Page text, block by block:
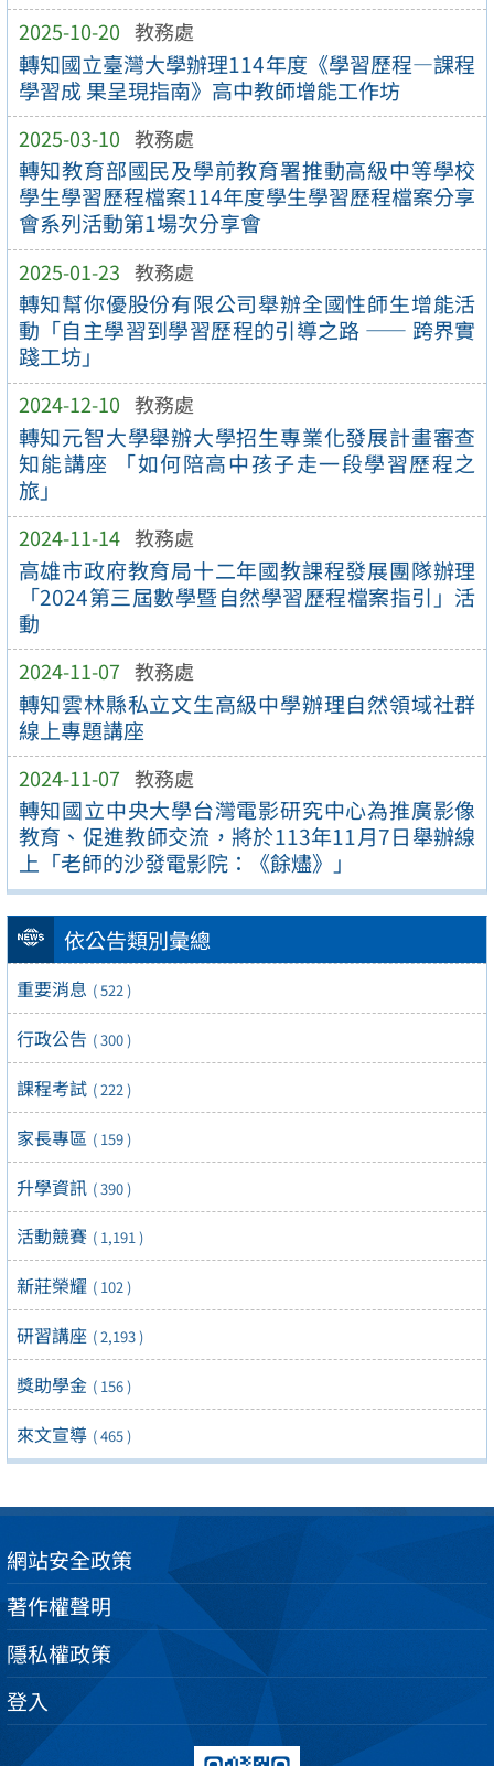
2025-10-20 教務處
轉知國立臺灣大學辦理114年度《學習歷程—課程
學習成 果呈現指南》高中教師增能工作坊
2025-03-10 教務處
轉知教育部國民及學前教育署推動高級中等學校
學生學習歷程檔案114年度學生學習歷程檔案分享
會系列活動第1場次分享會
2025-01-23 教務處
轉知幫你優股份有限公司舉辦全國性師生增能活
動「自主學習到學習歷程的引導之路 —— 跨界實
踐工坊」
2024-12-10 教務處
轉知元智大學舉辦大學招生專業化發展計畫審查
知能講座 「如何陪高中孩子走一段學習歷程之
旅」
2024-11-14 教務處
高雄市政府教育局十二年國教課程發展團隊辦理
「2024第三屆數學暨自然學習歷程檔案指引」活
動
2024-11-07 教務處
轉知雲林縣私立文生高級中學辦理自然領域社群
線上專題講座
2024-11-07 教務處
轉知國立中央大學台灣電影研究中心為推廣影像
教育、促進教師交流，將於113年11月7日舉辦線
上「老師的沙發電影院：《餘燼》」
依公告類別彙總
重要消息 ( 522 )
行政公告 ( 300 )
課程考試 ( 222 )
家長專區 ( 159 )
升學資訊 ( 390 )
活動競賽 ( 1,191 )
新莊榮耀 ( 102 )
研習講座 ( 2,193 )
獎助學金 ( 156 )
來文宣導 ( 465 )
網站安全政策
著作權聲明
隱私權政策
登入